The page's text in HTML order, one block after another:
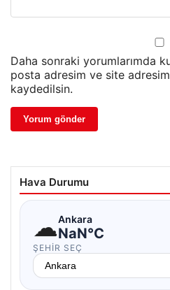
Daha sonraki yorumlarımda
posta adresim ve site adresim
kaydedilsin.
Hava Durumu
☁Ankara
NaN°C
ŞEHIR SEÇ